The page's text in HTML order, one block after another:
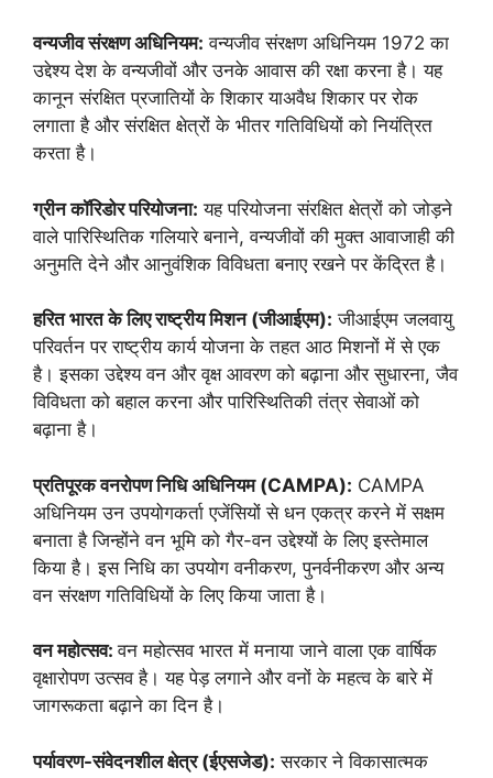
वन्यजीव संरक्षण अधिनियम: वन्यजीव संरक्षण अधिनियम 1972 का
उद्देश्य देश के वन्यजीवों और उनके आवास की रक्षा करना है। यह
कानून संरक्षित प्रजातियों के शिकार याअवैध शिकार पर रोक
लगाता है और संरक्षित क्षेत्रों के भीतर गतिविधियों को नियंत्रित
करता है।
ग्रीन कॉरिडोर परियोजना: यह परियोजना संरक्षित क्षेत्रों को जोड़ने
वाले पारिस्थितिक गलियारे बनाने, वन्यजीवों की मुक्त आवाजाही की
अनुमति देने और आनुवंशिक विविधता बनाए रखने पर केंद्रित है।
हरित भारत के लिए राष्ट्रीय मिशन (जीआईएम): जीआईएम जलवायु
परिवर्तन पर राष्ट्रीय कार्य योजना के तहत आठ मिशनों में से एक
है। इसका उद्देश्य वन और वृक्ष आवरण को बढ़ाना और सुधारना, जैव
विविधता को बहाल करना और पारिस्थितिकी तंत्र सेवाओं को
बढ़ाना है।
प्रतिपूरक वनरोपण निधि अधिनियम (CAMPA): CAMPA
अधिनियम उन उपयोगकर्ता एजेंसियों से धन एकत्र करने में सक्षम
बनाता है जिन्होंने वन भूमि को गैर-वन उद्देश्यों के लिए इस्तेमाल
किया है। इस निधि का उपयोग वनीकरण, पुनर्वनीकरण और अन्य
वन संरक्षण गतिविधियों के लिए किया जाता है।
वन महोत्सव:वन महोत्सव भारत में मनाया जाने वाला एक वार्षिक
वृक्षारोपण उत्सव है। यह पेड़ लगाने और वनों के महत्व के बारे में
जागरूकता बढ़ाने का दिन है।
पर्यावरण-संवेदनशील क्षेत्र (ईएसजेड): सरकार ने विकासात्मक